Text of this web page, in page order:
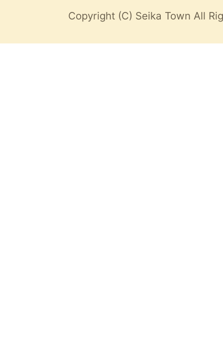
Copyright (C) Seika Town All